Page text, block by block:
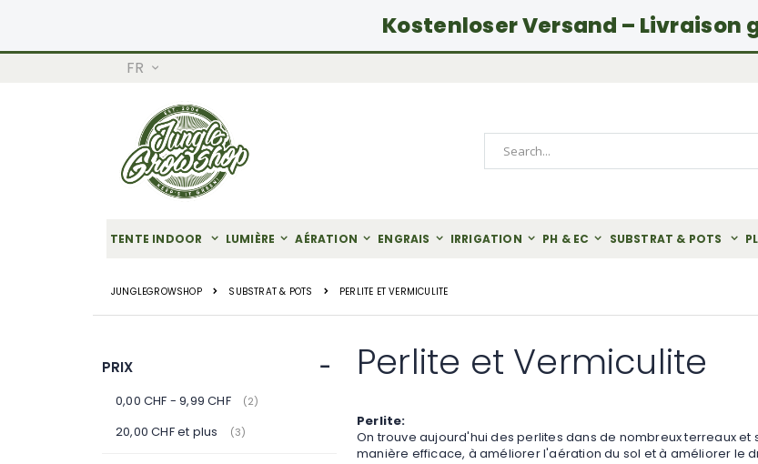
Kostenloser Versand – Livraison
AllezLANGUE
FR
Rechercher
TENTE INDOOR LUMIÈRE AÉRATION ENGRAIS IRRIGATION PH & EC SUBSTRAT & POTS
JUNGLEGROWSHOP SUBSTRAT & POTS PERLITE ET VERMICULITE
Perlite et Vermiculite
Perlite:
On trouve aujourd'hui des perlites dans de nombreux terreaux
manière efficace, à améliorer l'aération du sol et à améliorer le
PRIX
0,00 CHF -9,99 CHF 2articles
20,00 CHFet plus 3articles